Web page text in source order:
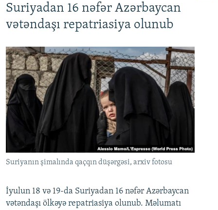
Suriyadan 16 nəfər Azərbaycan
vətəndaşı repatriasiya olunub
Suriyanın şimalında qaçqın düşərgəsi, arxiv fotosu
İyulun 18 və 19-da Suriyadan 16 nəfər Azərbaycan
vətəndaşı ölkəyə repatriasiya olunub. Məlumatı